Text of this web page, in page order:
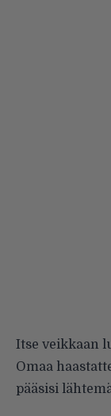
Itse veikkaan
Omaa
pääsisi